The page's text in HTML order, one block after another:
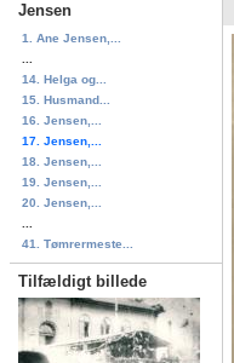
Jensen
1. Ane Jensen,...
14. Helga og...
15. Husmand...
16. Jensen,...
17. Jensen,...
18. Jensen,...
19. Jensen,...
20. Jensen,...
41. Tømrermeste...
Tilfældigt billede